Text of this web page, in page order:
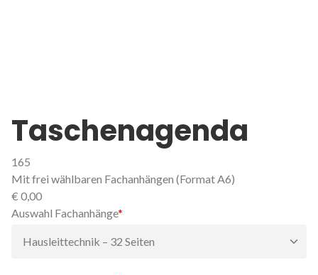
Taschenagenda
165
Mit frei wählbaren Fachanhängen (Format A6)
€ 0,00
Pflichtfeld
Auswahl Fachanhänge*